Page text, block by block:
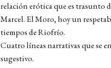
relación erótica que es trasunto
Marcel. El Moro, hoy un
tiempos de Riofrío.
Cuatro líneas narrativas que se
sugestivo.